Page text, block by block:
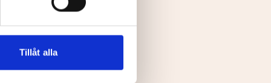
information från din enhet
kombinera informationen
Tillåt alla